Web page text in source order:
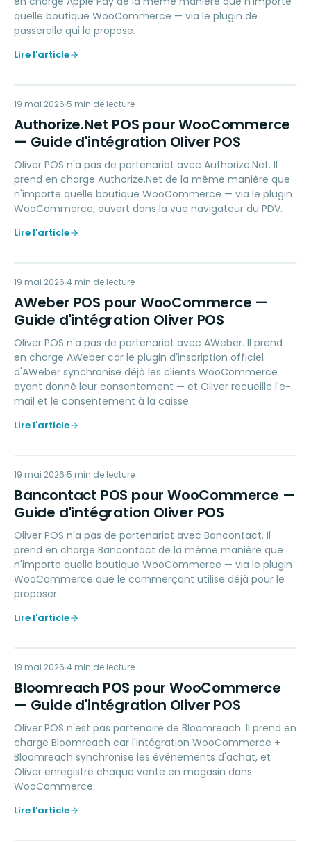
quelle boutique WooCommerce — via le plugin de
passerelle qui le propose.
Lire l'article
AN
PAYMENTS
19 mai 2026 5 min de lecture
Authorize.Net POS pour WooCommerce
— Guide d'intégration Oliver POS
Oliver POS n'a pas de partenariat avec Authorize.Net. Il
prend en charge Authorize.Net de la même manière que
n'importe quelle boutique WooCommerce — via le plugin
WooCommerce, ouvert dans la vue navigateur du PDV.
Lire l'article
AP
MARKETING
19 mai 2026 4 min de lecture
AWeber POS pour WooCommerce —
Guide d'intégration Oliver POS
Oliver POS n'a pas de partenariat avec AWeber. Il prend
en charge AWeber car le plugin d'inscription officiel
d'AWeber synchronise déjà les clients WooCommerce
ayant donné leur consentement — et Oliver recueille l'e-
mail et le consentement à la caisse.
Lire l'article
BP
PAYMENTS
19 mai 2026 5 min de lecture
Bancontact POS pour WooCommerce —
Guide d'intégration Oliver POS
Oliver POS n'a pas de partenariat avec Bancontact. Il
prend en charge Bancontact de la même manière que
n'importe quelle boutique WooCommerce — via le plugin
WooCommerce que le commerçant utilise déjà pour le
proposer
Lire l'article
BP
MARKETING
19 mai 2026 4 min de lecture
Bloomreach POS pour WooCommerce
— Guide d'intégration Oliver POS
Oliver POS n'est pas partenaire de Bloomreach. Il prend en
charge Bloomreach car l'intégration WooCommerce +
Bloomreach synchronise les événements d'achat, et
Oliver enregistre chaque vente en magasin dans
WooCommerce.
Lire l'article